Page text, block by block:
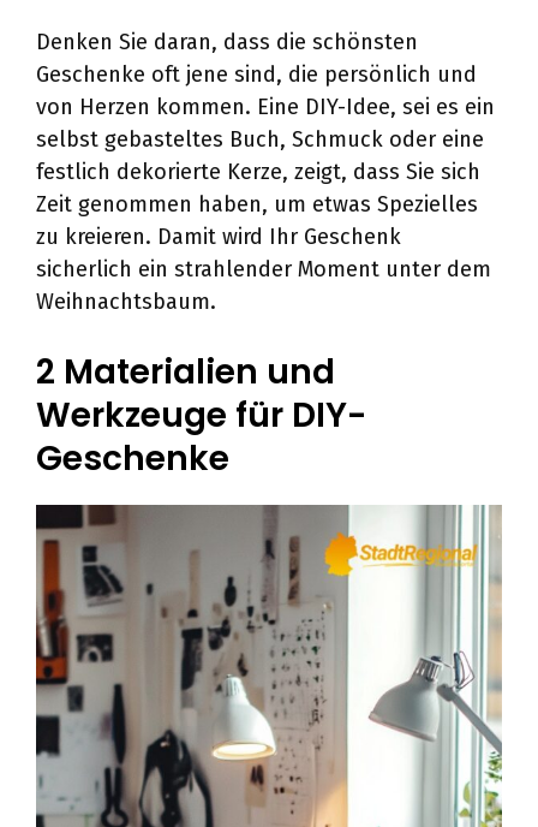
Denken Sie daran, dass die schönsten
Geschenke oft jene sind, die persönlich und
von Herzen kommen. Eine DIY-Idee, sei es ein
selbst gebasteltes Buch, Schmuck oder eine
festlich dekorierte Kerze, zeigt, dass Sie sich
Zeit genommen haben, um etwas Spezielles
zu kreieren. Damit wird Ihr Geschenk
sicherlich ein strahlender Moment unter dem
Weihnachtsbaum.
2 Materialien und
Werkzeuge für DIY-
Geschenke